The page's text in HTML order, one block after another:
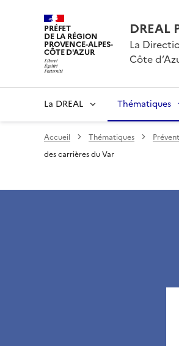
PRÉFET
DE LA RÉGION
PROVENCE-ALPES-
CÔTE D'AZUR
DREAL
La
Côte
La DREAL Thématiques
Accueil Thématiques
des carrières du Var